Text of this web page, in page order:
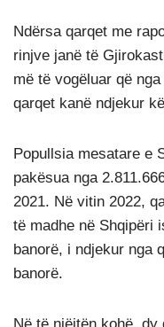
Ndërsa qarqet me
rinjve janë të
më të vogëluar që
qarqet kanë ndjekur
Popullsia mesatare e
pakësua nga
2021. Në vitin 2022,
të madhe në Shqipëri
banorë, i ndjekur nga
banorë.